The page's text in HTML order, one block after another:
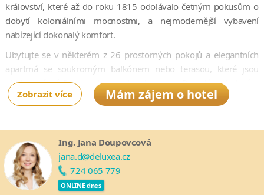
království, které až do roku 1815 odolávalo četným pokusům o
dobytí koloniálními mocnostmi, a nejmodernější vybavení
nabízející dokonalý komfort.
Ubytujte se v některém z 26 prostorných pokojů a elegantních
apartmá se soukromým balkónem nebo terasou, které jsou
obklopené nádhernou kopcovitou krajinou. Po celý pobyt vám
navíc bude k dispozici osobní komorník, který vám pomůže splnit
venkovní bazén a luxusní lázně.
Zobrazit více Mám zájem o hotel
Ing. Jana Doupovcová
jana.d@deluxea.cz
724 065 779
ONLINE dnes